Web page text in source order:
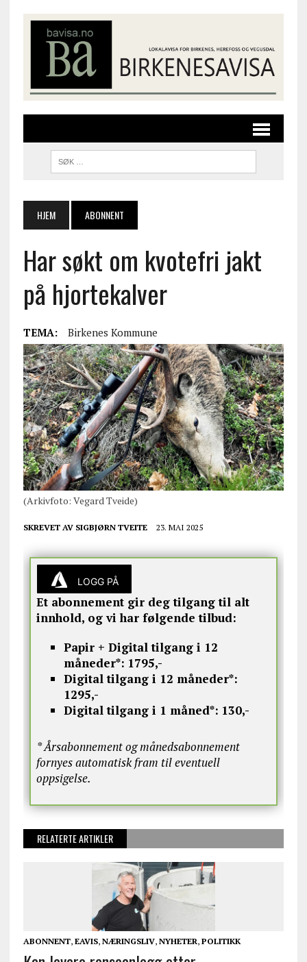
HJEM ABONNENT
Har søkt om kvotefri jakt
på hjortekalver
TEMA: Birkenes Kommune
(Arkivfoto: Vegard Tveide)
SKREVET AV SIGBJØRN TVEITE 23. MAI 2025
LOGG PÅ
Et abonnement gir deg tilgang til alt
innhold, og vi har følgende tilbud:
Papir + Digital tilgang i 12
måneder*: 1795,-
Digital tilgang i 12 måneder*:
1295,-
Digital tilgang i 1 måned*: 130,-
* Årsabonnement og månedsabonnement
fornyes automatisk fram til eventuell
oppsigelse.
RELATERTE ARTIKLER
ABONNENT, EAVIS, NÆRINGSLIV, NYHETER, POLITIKK